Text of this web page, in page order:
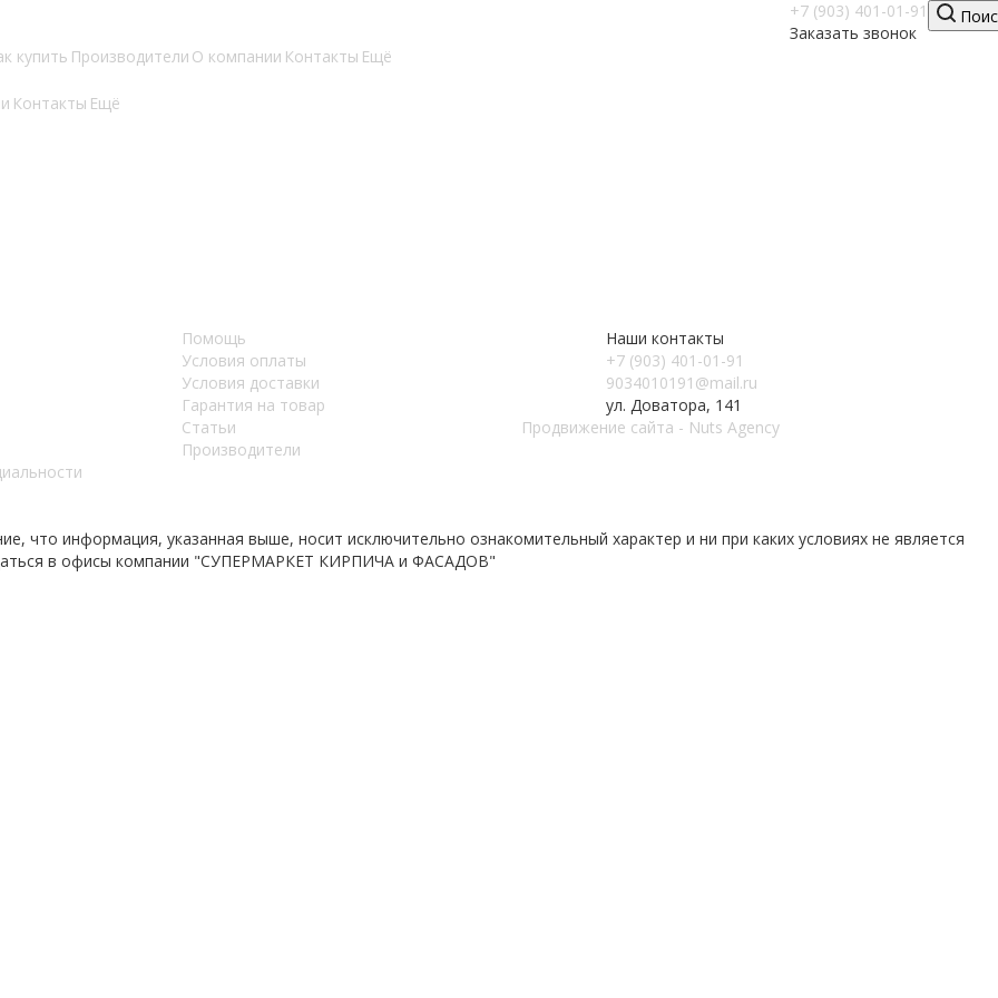
+7 (903) 401-01-91
Заказать звонок
купить Производители О компании Контакты Ещё
Контакты Ещё
Помощь
Условия оплаты
Условия доставки
Гарантия на товар
Статьи
Производители
Наши контакты
+7 (903) 401-01-91
9034010191@mail.ru
ул. Доватора, 141
Продвижение сайта - Nuts Agency
что информация, указанная выше, носит исключительно ознакомительный характер и ни при каких условиях не является
в офисы компании "СУПЕРМАРКЕТ КИРПИЧА и ФАСАДОВ"